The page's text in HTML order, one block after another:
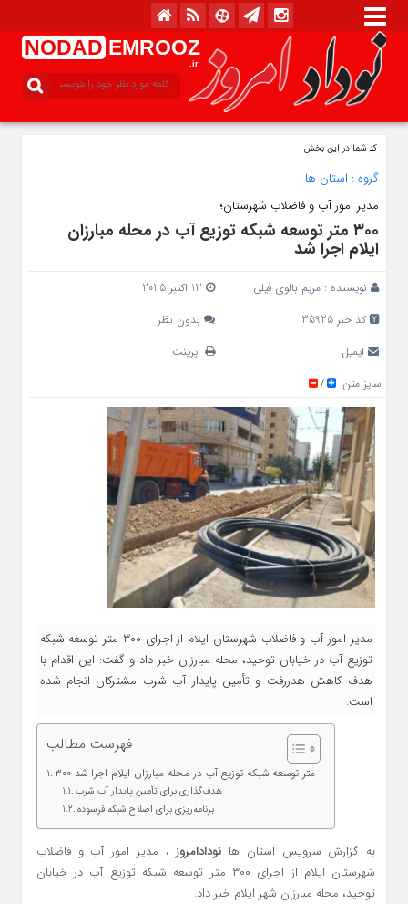
NODAD EMROOZ
.ir
کد شما در این بخش
گروه : استان ها
مدیر امور آب و فاضلاب شهرستان؛
۳۰۰ متر توسعه شبکه توزیع آب در محله مبارزان
ایلام اجرا شد
نویسنده : مریم بالوی فیلی
کد خبر 35925
بدون نظر
ایمیل
پرینت
سایز متن
/
مدیر امور آب و فاضلاب شهرستان ایلام از اجرای ۳۰۰ متر توسعه شبکه
توزیع آب در خیابان توحید، محله مبارزان خبر داد و گفت: این اقدام با
هدف کاهش هدررفت و تأمین پایدار آب شرب مشترکان انجام شده
است.
فهرست مطالب
۳۰۰ متر توسعه شبکه توزیع آب در محله مبارزان ایلام اجرا شد
هدف‌گذاری برای تأمین پایدار آب شرب
برنامه‌ریزی برای اصلاح شبکه فرسوده
به گزارش سرویس استان ها نودادامروز، مدیر امور آب و فاضلاب
شهرستان ایلام از اجرای ۳۰۰ متر توسعه شبکه توزیع آب در خیابان
توحید، محله مبارزان شهر ایلام خبر داد.